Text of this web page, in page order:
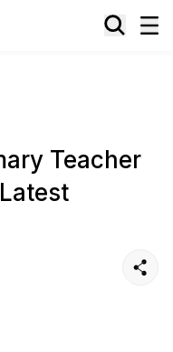
Teacher